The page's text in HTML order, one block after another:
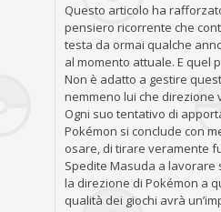
Questo articolo ha
pensiero ricorrente che
testa da ormai qualche
al momento attuale. E quel
Non è adatto a gestire
nemmeno lui che
Ogni suo tentativo di
Pokémon si conclude con
osare, di tirare veramente
Spedite Masuda a lavorare
la direzione di Pokémon a
qualità dei giochi avrà